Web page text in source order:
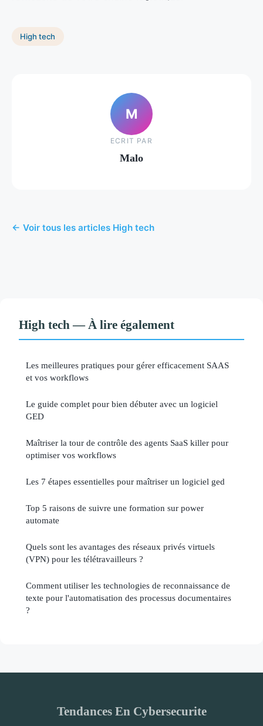
High tech
M
ECRIT PAR
Malo
← Voir tous les articles High tech
High tech — À lire également
Les meilleures pratiques pour gérer efficacement SAAS
et vos workflows
Le guide complet pour bien débuter avec un logiciel
GED
Maîtriser la tour de contrôle des agents SaaS killer pour
optimiser vos workflows
Les 7 étapes essentielles pour maîtriser un logiciel ged
Top 5 raisons de suivre une formation sur power
automate
Quels sont les avantages des réseaux privés virtuels
(VPN) pour les télétravailleurs ?
Comment utiliser les technologies de reconnaissance de
texte pour l'automatisation des processus documentaires
?
Tendances En Cybersecurite